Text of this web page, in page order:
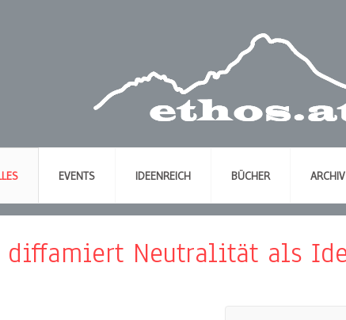
EVENTS IDEENREICH BÜCHER ARCHIV
diffamiert Neutralität als